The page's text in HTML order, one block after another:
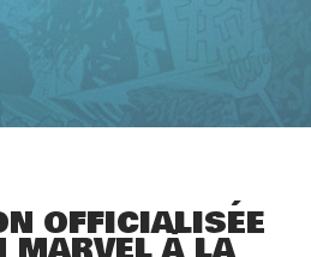
OFFICIALISÉE